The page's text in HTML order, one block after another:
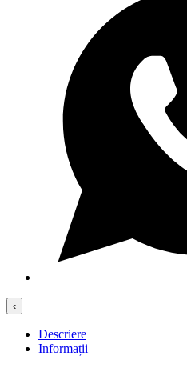
‹
Descriere
Informații